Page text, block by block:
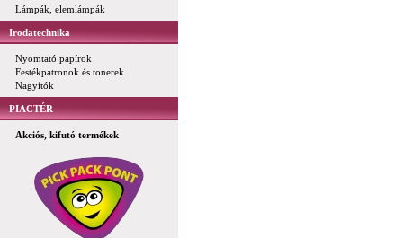
Lámpák, elemlámpák
Irodatechnika
Nyomtató papírok
Festékpatronok és tonerek
Nagyítók
PIACTÉR
Akciós, kifutó termékek